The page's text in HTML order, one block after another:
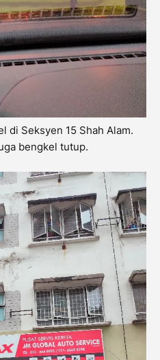
di Seksyen 15 Shah Alam.
bengkel tutup.